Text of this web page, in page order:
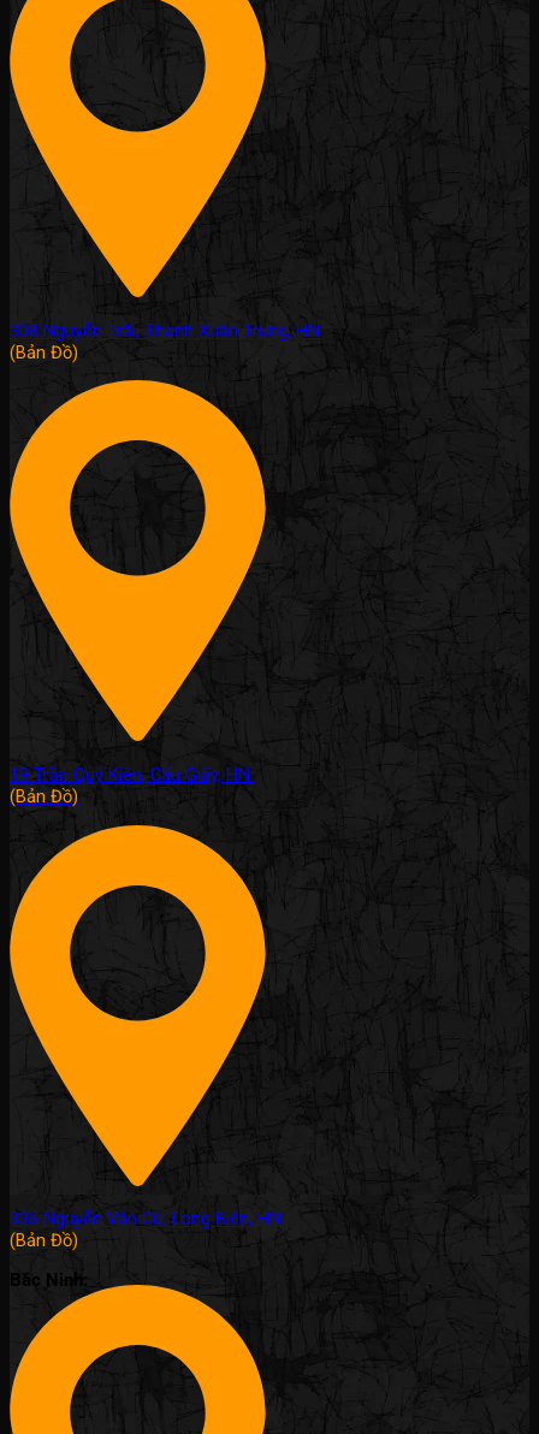
308 Nguyễn Trãi, Thanh Xuân Trung, HN.
(Bản Đồ)
19 Trần Quý Kiên, Cầu Giấy, HN.
(Bản Đồ)
336 Nguyễn Văn Cừ, Long Biên, HN.
(Bản Đồ)
Bắc Ninh: